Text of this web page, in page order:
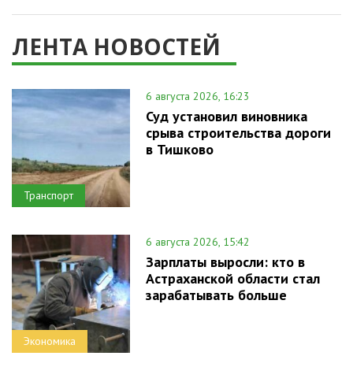
ЛЕНТА НОВОСТЕЙ
Транспорт
6 августа 2026, 16:23
Суд установил виновника
срыва строительства дороги
в Тишково
Экономика
6 августа 2026, 15:42
Зарплаты выросли: кто в
Астраханской области стал
зарабатывать больше